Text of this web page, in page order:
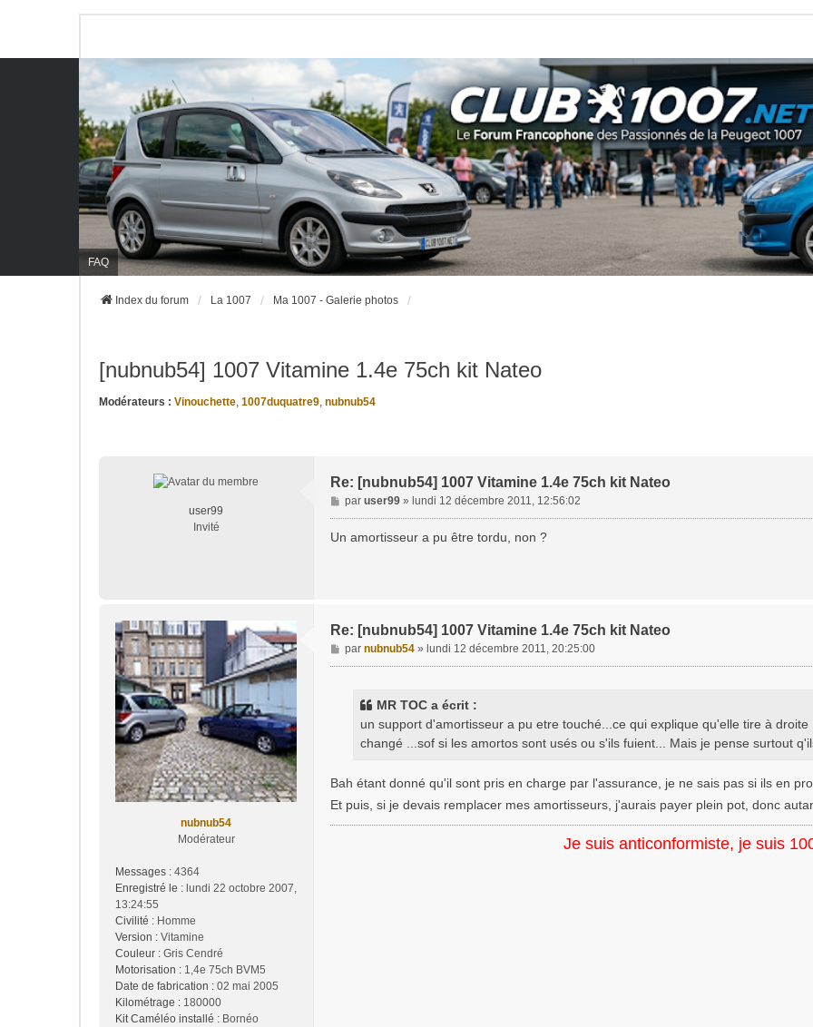
FAQ
Index du forum La 1007 Ma 1007 - Galerie photos
[nubnub54] 1007 Vitamine 1.4e 75ch kit Nateo
Modérateurs : Vinouchette, 1007duquatre9, nubnub54
user99
Invité
Re: [nubnub54] 1007 Vitamine 1.4e 75ch kit Nateo
M
e
s
par user99» lundi 12 décembre 2011, 12:56:02
Un amortisseur a pu être tordu, non ?
nubnub54
Modérateur
Messages : 4364
Enregistré le : lundi 22 octobre 2007,
13:24:55
Civilité : Homme
Version : Vitamine
Couleur : Gris Cendré
Motorisation : 1,4e 75ch BVM5
Date de fabrication : 02 mai 2005
Kilométrage : 180000
Kit Caméléo installé : Bornéo
Re: [nubnub54] 1007 Vitamine 1.4e 75ch kit Nateo
M
e
par nubnub54» lundi 12 décembre 2011, 20:25:00
MR TOC a écrit :
un support d'amortisseur a pu etre touché...ce qui explique qu'elle tire à
changé ...sof si les amortos sont usés ou s'ils fuient... Mais je pense surtout
Bah étant donné qu'il sont pris en charge par l'assurance, je ne sais pas si ils en
Et puis, si je devais remplacer mes amortisseurs, j'aurais payer plein pot, donc
Je suis anticonformiste, je suis